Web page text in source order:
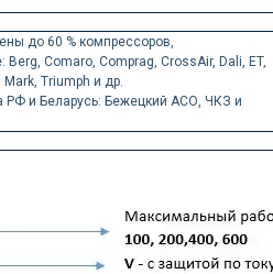
до 60 % компрессоров,
Comaro, Comprag, CrossAir, Dali, ET,
Triumph и др.
РФ и Беларусь: Бежецкий АСО, ЧКЗ и